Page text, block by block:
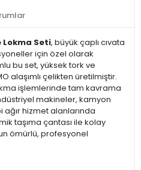
Lokma Seti, büyük çaplı cıvata
için özel olarak
bu set, yüksek tork ve
alaşımlı çelikten üretilmiştir.
işlemlerinde tam kavrama
makineler, kamyon
ağır hizmet alanlarında
taşıma çantası ile kolay
ömürlü, profesyonel